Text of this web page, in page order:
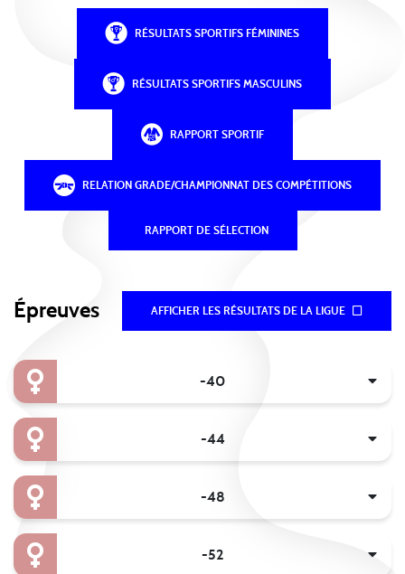
RÉSULTATS SPORTIFS FÉMININES
RÉSULTATS SPORTIFS MASCULINS
RAPPORT SPORTIF
RELATION GRADE/CHAMPIONNAT DES COMPÉTITIONS
RAPPORT DE SÉLECTION
Épreuves AFFICHER LES RÉSULTATS DE LA LIGUE
-40
-44
-48
-52